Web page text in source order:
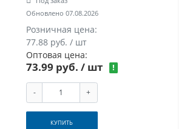
Обновлено 07.08.2026
Розничная цена:
77.88 руб. / шт
Оптовая цена:
73.99 руб./ шт !
- +
КУПИТЬ